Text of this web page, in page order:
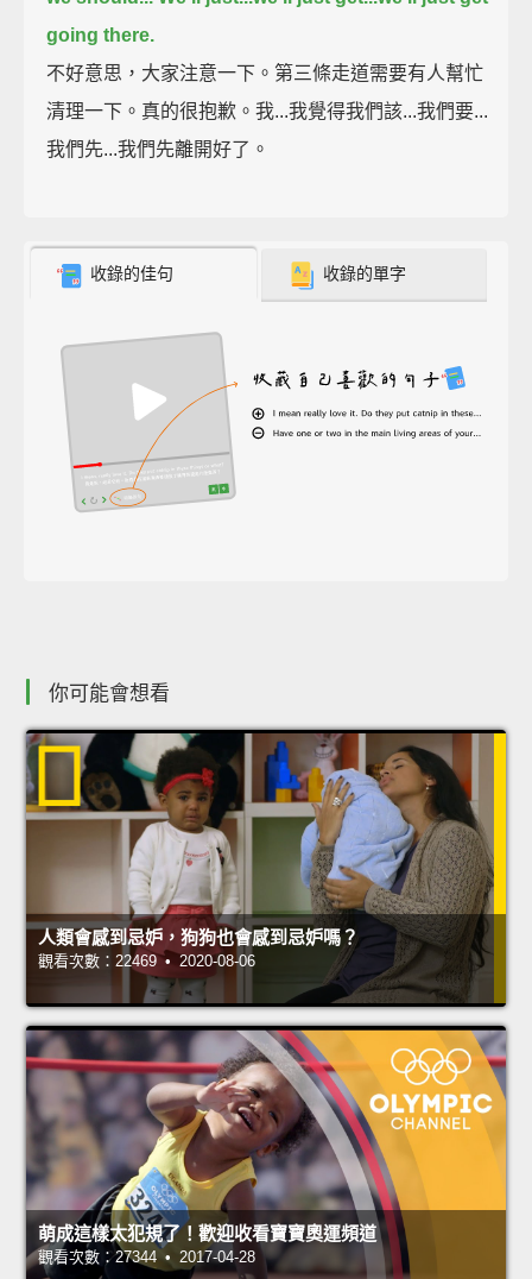
going there.
不好意思，大家注意一下。第三條走道需要有人幫忙
清理一下。真的很抱歉。我...我覺得我們該...我們要...
我們先...我們先離開好了。
收錄的佳句 收錄的單字
你可能會想看
人類會感到忌妒，狗狗也會感到忌妒嗎？
觀看次數：22469 • 2020-08-06
萌成這樣太犯規了！歡迎收看寶寶奧運頻道
觀看次數：27344 • 2017-04-28